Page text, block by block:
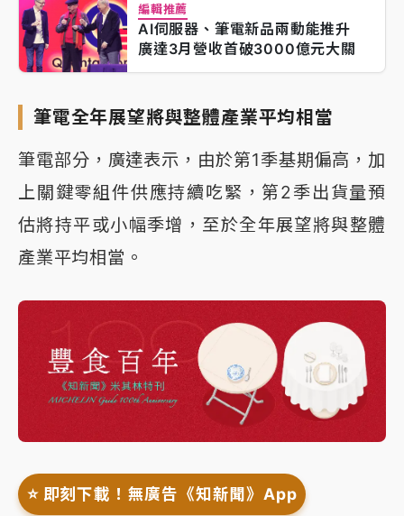
編輯推薦
AI伺服器、筆電新品兩動能推升
廣達3月營收首破3000億元大關
筆電全年展望將與整體產業平均相當
筆電部分，廣達表示，由於第1季基期偏高，加
上關鍵零組件供應持續吃緊，第2季出貨量預
估將持平或小幅季增，至於全年展望將與整體
產業平均相當。
⭐️ 即刻下載！無廣告《知新聞》App